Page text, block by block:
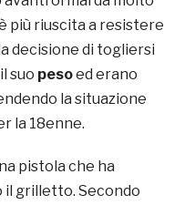
più riuscita a resistere
decisione di togliersi
suo pesoed erano
la situazione
la 18enne.
pistola che ha
grilletto. Secondo